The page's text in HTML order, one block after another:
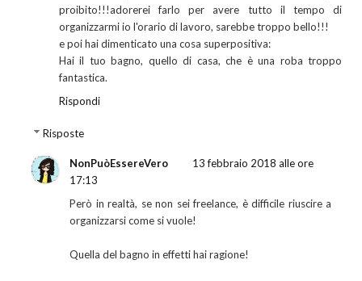
proibito!!!adorerei farlo per avere tutto il tempo di
organizzarmi io l'orario di lavoro, sarebbe troppo bello!!!
e poi hai dimenticato una cosa superpositiva:
Hai il tuo bagno, quello di casa, che è una roba troppo
fantastica.
Rispondi
Risposte
NonPuòEssereVero
13 febbraio 2018 alle ore
17:13
Però in realtà, se non sei freelance, è difficile riuscire a
organizzarsi come si vuole!
Quella del bagno in effetti hai ragione!